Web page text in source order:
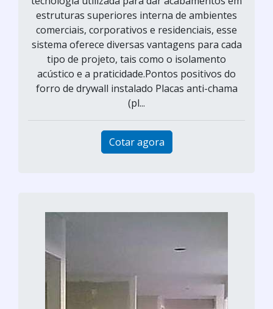
estruturas superiores interna de ambientes
comerciais, corporativos e residenciais, esse
sistema oferece diversas vantagens para cada
tipo de projeto, tais como o isolamento
acústico e a praticidade.Pontos positivos do
forro de drywall instalado Placas anti-chama
(pl...
Cotar agora